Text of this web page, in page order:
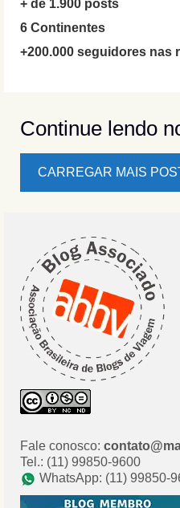
+ de 1.900 posts
6 Continentes
+200.000 seguidores nas
Continue lendo
CARREGAR MAIS
Fale conosco:
Tel.: (11) 99850-9600
WhatsApp: (11) 99850-